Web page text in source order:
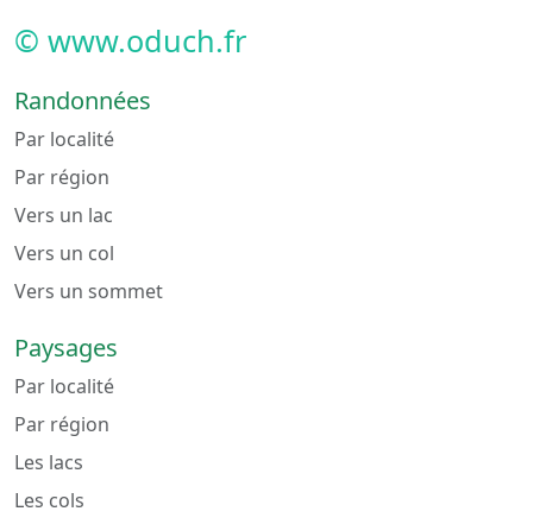
© www.oduch.fr
Randonnées
Par localité
Par région
Vers un lac
Vers un col
Vers un sommet
Paysages
Par localité
Par région
Les lacs
Les cols